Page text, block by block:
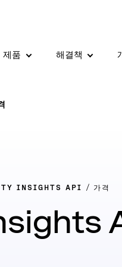
제품 해결책
INSIGHTS API 가격